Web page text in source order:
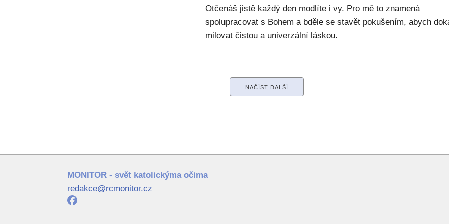
Otčenáš jistě každý den modlíte i vy. Pro mě to znamená
spolupracovat s Bohem a bděle se stavět pokušením, abych
milovat čistou a univerzální láskou.
NAČÍST DALŠÍ
MONITOR - svět katolickýma očima
redakce@rcmonitor.cz